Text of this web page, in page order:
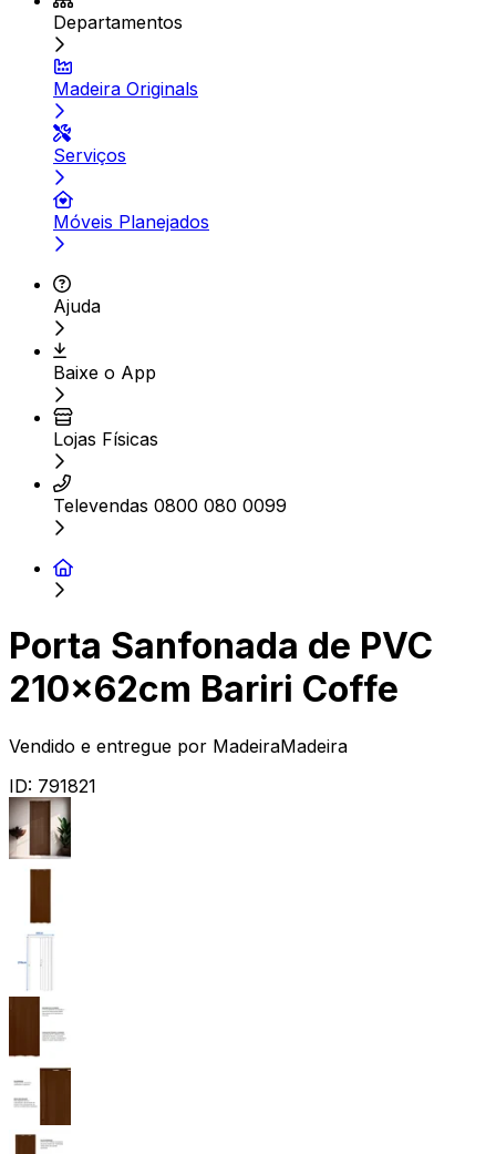
Departamentos
Madeira Originals
Serviços
Móveis Planejados
Ajuda
Baixe o App
Lojas Físicas
Televendas 0800 080 0099
Porta Sanfonada de PVC
210x62cm Bariri Coffe
Vendido e entregue por MadeiraMadeira
ID: 791821